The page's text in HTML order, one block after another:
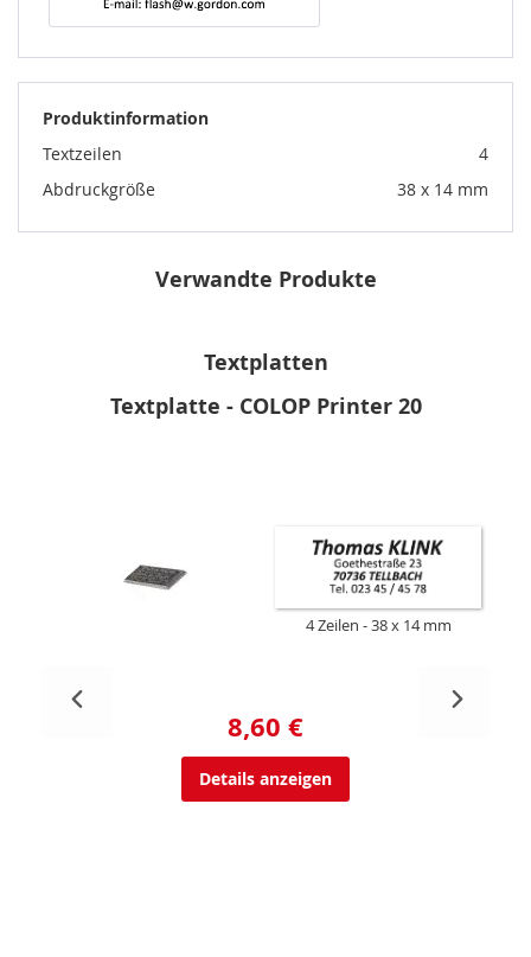
Produktinformation
Textzeilen
4
Abdruckgröße
38 x 14 mm
Verwandte Produkte
Textplatten
Textplatte - COLOP Printer 20
4 Zeilen 38 x 14 mm
8,60 €
Details anzeigen